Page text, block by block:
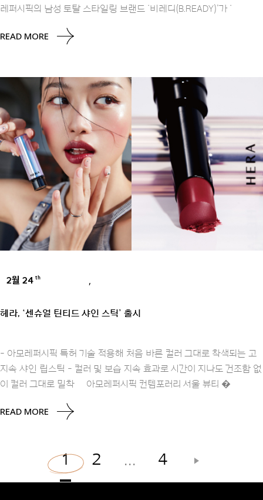
레퍼시픽의 남성 토탈 스타일링 브랜드 ‘비레디(B.READY)’가 ‘
READ MORE
2월 24 th ,
헤라, ‘센슈얼 틴티드 샤인 스틱’ 출시
- 아모레퍼시픽 특허 기술 적용해 처음 바른 컬러 그대로 착색되는 고
지속 샤인 립스틱 - 컬러 및 보습 지속 효과로 시간이 지나도 건조함 없
이 컬러 그대로 밀착 아모레퍼시픽 컨템포러리 서울 뷰티 �
READ MORE
페
1 2 … 4